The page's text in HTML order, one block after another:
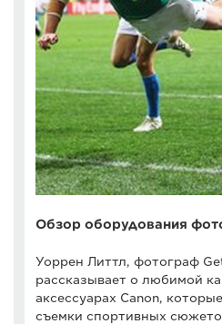
Обзор оборудования
Уоррен Литтл, фотограф
рассказывает о любимой
аксессуарах Canon,
съемки спортивных